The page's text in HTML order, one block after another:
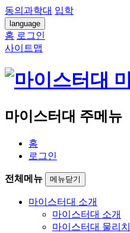
동의과학대 입학
language
홈 로그인
사이트맵
마이스터대 주메뉴
홈
로그인
전체메뉴 메뉴닫기
마이스터대 소개
마이스터대 소개
마이스터대 물리